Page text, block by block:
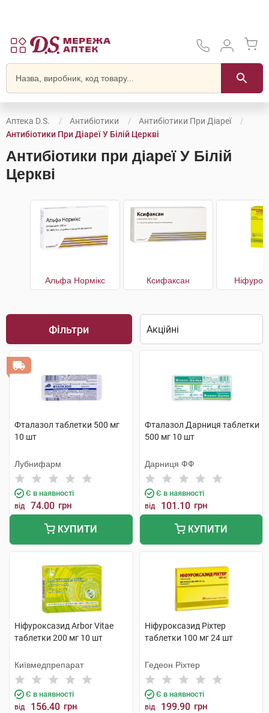
Аптека D.S. Антибіотики
Антибіотики При Діареї
Антибіотики При Діареї У Білій Церкві
Антибіотики при діареї У Білій
Церкві
Альфа Нормікс Ксифаксан
Фільтри
Фталазол таблетки 500 мг
10 шт
Лубнифарм
Є в наявності
від 74.00 грн
КУПИТИ
Фталазол Дарниця таблетки
500 мг 10 шт
Дарниця ФФ
Є в наявності
від 101.10 грн
КУПИТИ
Ніфуроксазид Arbor Vitae
таблетки 200 мг 10 шт
Київмедпрепарат
Є в наявності
від 156.40 грн
Ніфуроксазид Ріхтер
таблетки 100 мг 24 шт
Гедеон Ріхтер
Є в наявності
від 199.90 грн